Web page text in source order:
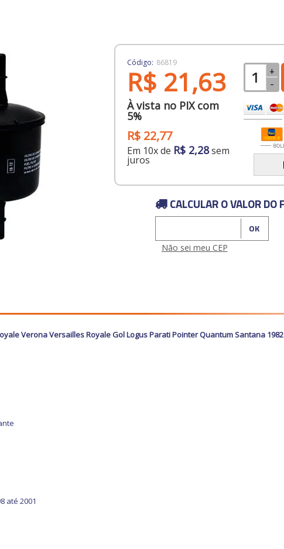
Código: 86819
R$ 21,63
À vista no PIX com
5%
R$ 22,77
Em 10x de R$ 2,28sem
juros
+
-
CALCULAR O VALOR DO
Não sei meu CEP
Verona Versailles Royale Gol Logus Parati Pointer Quantum Santana
até 2001